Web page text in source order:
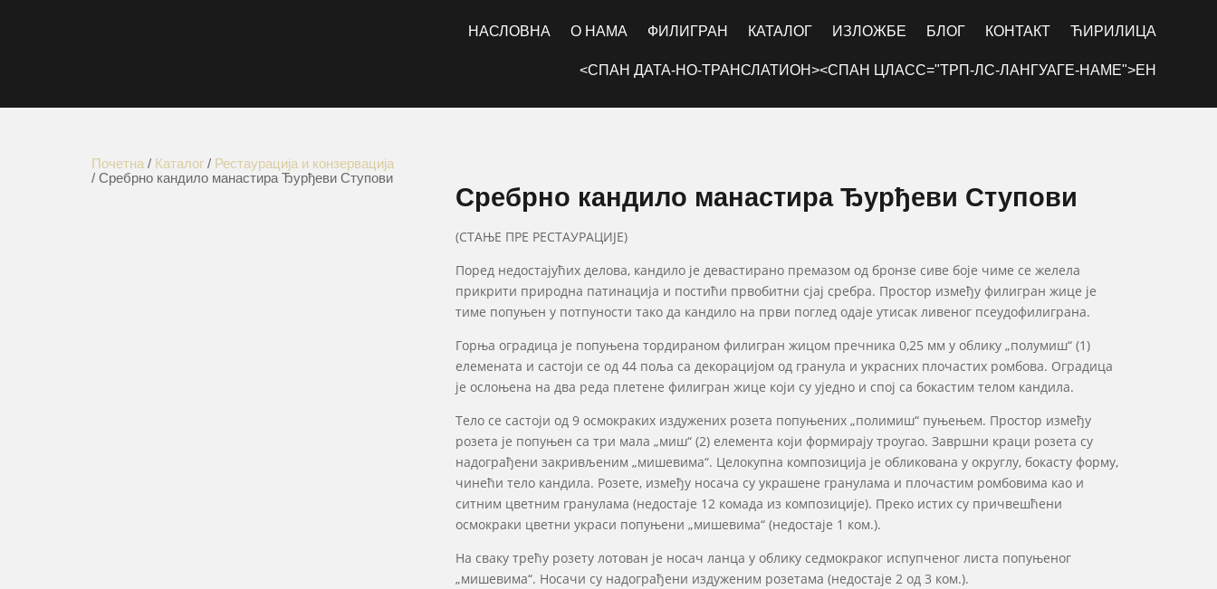
НАСЛОВНА О НАМА ФИЛИГРАН КАТАЛОГ ИЗЛОЖБЕ БЛОГ КОНТАКТ ЋИРИЛИЦА
<СПАН ДАТА-НО-ТРАНСЛАТИОН><СПАН ЦЛАСС="ТРП-ЛС-ЛАНГУАГЕ-НАМЕ">ЕН
Почетна / Каталог/ Рестаурација и конзервација
/ Сребрно кандило манастира Ђурђеви Ступови
Сребрно кандило манастира Ђурђеви Ступови
(СТАЊЕ ПРЕ РЕСТАУРАЦИЈЕ)
Поред недостајућих делова, кандило је девастирано премазом од бронзе сиве боје чиме се желела
прикрити природна патинација и постићи првобитни сјај сребра. Простор између филигран жице је
тиме попуњен у потпуности тако да кандило на први поглед одаје утисак ливеног псеудофилиграна.
Горња оградица је попуњена тордираном филигран жицом пречника 0,25 мм у облику „полумиш“ (1)
елемената и састоји се од 44 поља са декорацијом од гранула и украсних плочастих ромбова. Оградица
је ослоњена на два реда плетене филигран жице који су уједно и спој са бокастим телом кандила.
Тело се састоји од 9 осмокраких издужених розета попуњених „полимиш“ пуњењем. Простор између
розета је попуњен са три мала „миш“ (2) елемента који формирају троугао. Завршни краци розета су
надограђени закривљеним „мишевима“. Целокупна композиција је обликована у округлу, бокасту форму,
чинећи тело кандила. Розете, између носача су украшене гранулама и плочастим ромбовима као и
ситним цветним гранулама (недостаје 12 комада из композиције). Преко истих су причвешћени
осмокраки цветни украси попуњени „мишевима“ (недостаје 1 ком.).
На сваку трећу розету лотован је носач ланца у облику седмокраког испупченог листа попуњеног
„мишевима“. Носачи су надограђени издуженим розетама (недостаје 2 од 3 ком.).